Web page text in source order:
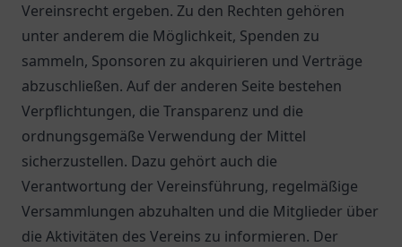
Vereinsrecht ergeben. Zu den Rechten gehören
unter anderem die Möglichkeit, Spenden zu
sammeln, Sponsoren zu akquirieren und Verträge
abzuschließen. Auf der anderen Seite bestehen
Verpflichtungen, die Transparenz und die
ordnungsgemäße Verwendung der Mittel
sicherzustellen. Dazu gehört auch die
Verantwortung der Vereinsführung, regelmäßige
Versammlungen abzuhalten und die Mitglieder über
die Aktivitäten des Vereins zu informieren. Der